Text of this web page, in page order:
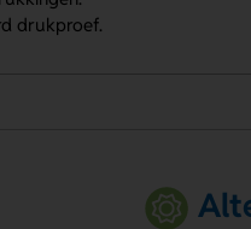
drukproef.